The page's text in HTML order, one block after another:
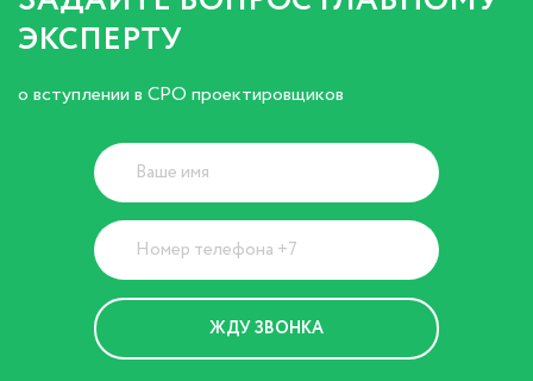
ЭКСПЕРТУ
о вступлении в СРО проектировщиков